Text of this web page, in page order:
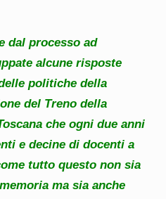
dal processo ad
alcune risposte
politiche della
del Treno della
che ogni due anni
e decine di docenti a
tutto questo non sia
ma sia anche